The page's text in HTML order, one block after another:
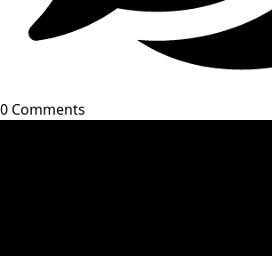
0 Comments